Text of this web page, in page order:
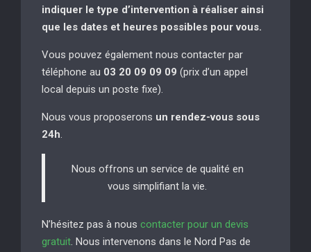
indiquer le type d’intervention à réaliser ainsi
que les dates et heures possibles pour vous.
Vous pouvez également nous contacter par
téléphone au 03 20 09 09 09 (prix d’un appel
local depuis un poste fixe).
Nous vous proposerons un rendez-vous sous
24h.
Nous offrons un service de qualité en
vous simplifiant la vie.
N’hésitez pas à nous contacter pour un devis
gratuit. Nous intervenons dans le Nord Pas de